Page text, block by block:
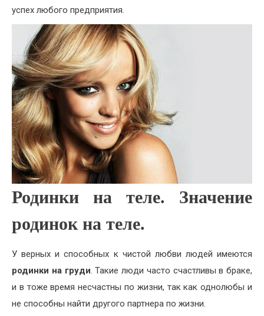
успех любого предприятия.
Родинки на теле. Значение
родинок на теле.
У верных и способных к чистой любви людей имеются
родинки на груди. Такие люди часто счастливы в браке,
и в тоже время несчастны по жизни, так как однолюбы и
не способны найти другого партнера по жизни.